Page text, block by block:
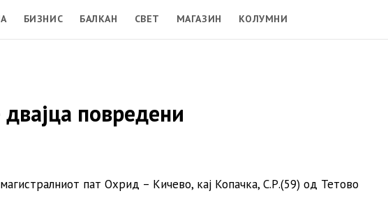
БИЗНИС БАЛКАН СВЕТ МАГАЗИН КОЛУМНИ
повредени
пат Охрид – Кичево, кај Копачка, С.Р.(59) од Тетово